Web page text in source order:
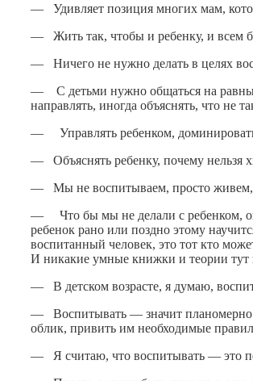
— Удивляет позиция многих мам,
— Жить так, чтобы и ребенку, и всем
— Ничего не нужно делать в целях
— С детьми нужно общаться на
направлять, иногда объяснять, что не
— Управлять ребенком,
— Объяснять ребенку, почему нельзя
— Мы не воспитываем, просто живем,
— Что бы мы не делали с ребенком, он
ребенок рано или поздно этому
воспитанный человек, это тот кто
И никакие умные книжки и теории тут
— В детском возрасте, я думаю,
— Воспитывать — значит планомерно
облик, привить им необходимые
— Я считаю, что воспитывать — это